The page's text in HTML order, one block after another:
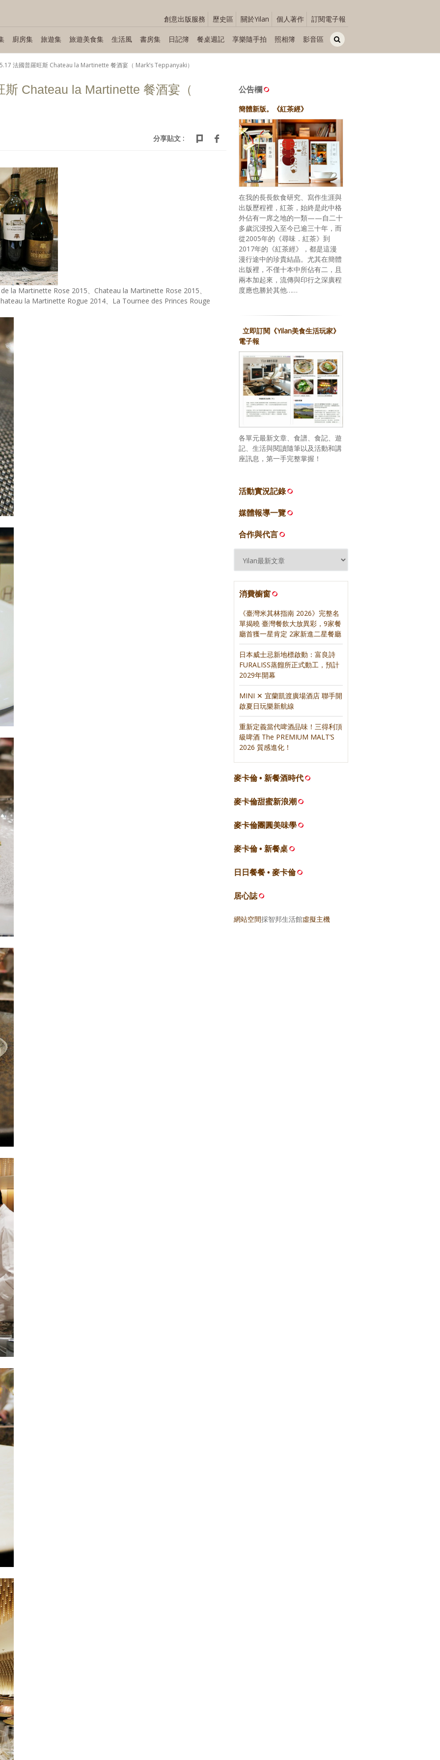
創意出版服務 歷史區 關於Yilan 個人著作 訂閱電子報
廚房集 旅遊集 旅遊美食集 生活風 書房集 日記簿 餐桌週記 享樂隨手拍 照相簿 影音區
法國普羅旺斯 Chateau la Martinette 餐酒宴（ Mark’s Teppanyaki）
Chateau la Martinette 餐酒宴（
分享貼文 :
la Martinette Rose 2015、Chateau la Martinette Rose 2015、
la Martinette Rogue 2014、La Tournee des Princes Rouge
公告欄
簡體新版。《紅茶經》
在我的長長飲食研究、寫作生涯與
出版歷程裡，紅茶，始終是此中格
外佔有一席之地的一類——自二十
多歲沉浸投入至今已逾三十年，而
從2005年的《尋味．紅茶》到
2017年的《紅茶經》，都是這漫
漫行途中的珍貴結晶。尤其在簡體
出版裡，不僅十本中所佔有二，且
兩本加起來，流傳與印行之深廣程
度應也勝於其他……
立即訂閱《Yilan美食生活玩家》
電子報
各單元最新文章、食譜、食記、遊
記、生活與閱讀隨筆以及活動和講
座訊息，第一手完整掌握！
活動實況記錄
媒體報導一覽
合作與代言
消費櫥窗
《臺灣米其林指南 2026》完整名
單揭曉 臺灣餐飲大放異彩，9家餐
廳首獲一星肯定 2家新進二星餐廳
日本威士忌新地標啟動：富良詩
FURALISS蒸餾所正式動工，預計
2029年開幕
MINI ✕ 宜蘭凱渡廣場酒店 聯手開
啟夏日玩樂新航線
重新定義當代啤酒品味！三得利頂
級啤酒 The PREMIUM MALT’S
2026 質感進化！
麥卡倫 • 新餐酒時代
麥卡倫甜蜜新浪潮
麥卡倫團圓美味學
麥卡倫 • 新餐桌
日日餐餐 • 麥卡倫
居心誌
網站空間採智邦生活館虛擬主機